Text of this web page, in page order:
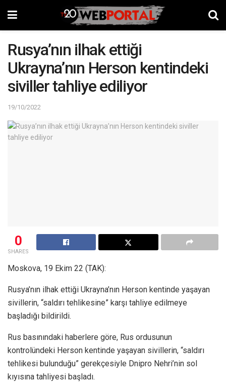
Rusya’nın ilhak ettiği
Ukrayna’nın Herson kentindeki
siviller tahliye ediliyor
19/10/2022
0
SHARES
Moskova, 19 Ekim 22 (TAK):
Rusya’nın ilhak ettiği Ukrayna’nın Herson kentinde yaşayan
sivillerin, “saldırı tehlikesine” karşı tahliye edilmeye
başladığı bildirildi.
Rus basınındaki haberlere göre, Rus ordusunun
kontrolündeki Herson kentinde yaşayan sivillerin, “saldırı
tehlikesi bulunduğu” gerekçesiyle Dnipro Nehri’nin sol
kıyısına tahliyesi başladı.